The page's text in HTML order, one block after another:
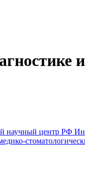
научный центр РФ